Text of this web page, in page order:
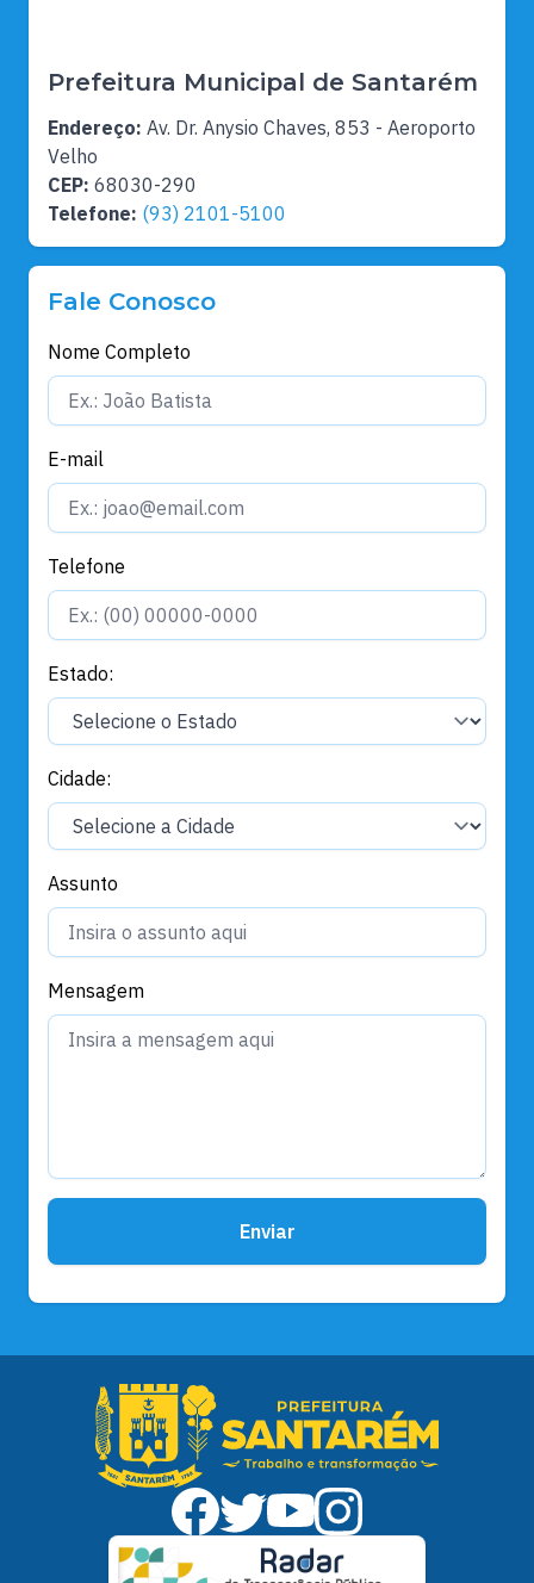
Prefeitura Municipal de Santarém
Endereço: Av. Dr. Anysio Chaves, 853 - Aeroporto
Velho
CEP: 68030-290
Telefone: (93) 2101-5100
Fale Conosco
Nome Completo
E-mail
Telefone
Estado:
Cidade:
Assunto
Mensagem
Enviar